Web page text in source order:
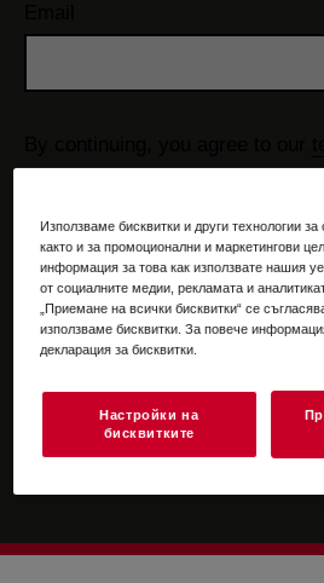
data, please review ourdata
Използваме бисквитки и други технологии
както и за промоционални и маркетингови
информация за това как използвате нашия
от социалните медии, рекламата и
„Приемане на всички бисквитки“ се
използваме бисквитки. За повече
декларация за бисквитки.
Настройки на
бисквитките